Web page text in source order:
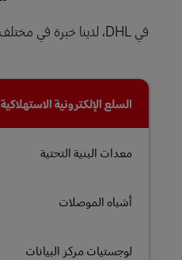
في DHL، لدينا خبرة في مختلف القطاعات التقنية الفرعية، ما يساعدنا على تطوير حلول مخصصة تلبي احتياجات عملائنا.
السلع الإلكترونية الاستهلاكية
معدات البنية التحتية
أشباه الموصلات
لوجستيات مركز البيانات